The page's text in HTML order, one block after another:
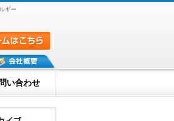
ギー
い合わせ